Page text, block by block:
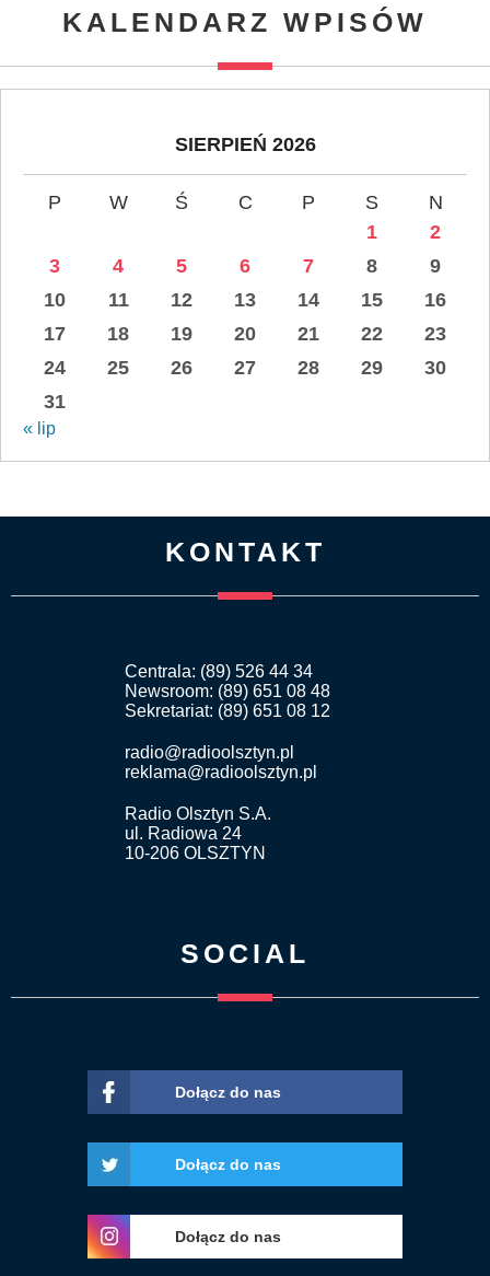
KALENDARZ WPISÓW
SIERPIEŃ 2026
P W Ś C P S
N
1
2
3
4 5 6 7 8
9
10
11 12 13 14 15
16
17
18 19 20 21 22
23
24
25 26 27 28 29
30
31
« lip
KONTAKT
Centrala: (89) 526 44 34
Newsroom: (89) 651 08 48
Sekretariat: (89) 651 08 12
radio@radioolsztyn.pl
reklama@radioolsztyn.pl
Radio Olsztyn S.A.
ul. Radiowa 24
10-206 OLSZTYN
SOCIAL
Dołącz do nas
Dołącz do nas
Dołącz do nas